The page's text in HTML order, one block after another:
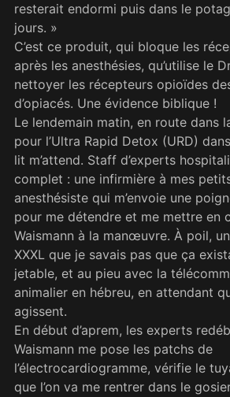
resterait endormi puis dans le
jours. »
C’est ce produit, qui bloque les
après les anesthésies, qu’utilise le
nettoyer les récepteurs opioïdes
d’opiacés. Une évidence biblique !
Le lendemain matin, en route dans
pour l’Ultra Rapid Detox (URD)
lit m’attend. Staff d’experts
complet : une infirmière à mes
anesthésiste qui m’envoie une
pour me détendre et me mettre en
Waismann à la manœuvre. À poil,
XXXL que je savais pas que ça
jetable, et au pieu avec la
animalier en hébreu, en attendant
agissent.
En début d’aprem, les experts
Waismann me pose les patchs de
l’électrocardiogramme, vérifie le
que l’on va me rentrer dans le